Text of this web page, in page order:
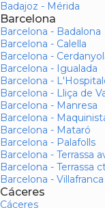
Badajoz - Mérida
Barcelona
Barcelona - Badalona
Barcelona - Calella
Barcelona -
Barcelona - Igualada
Barcelona -
Barcelona - Lliça de
Barcelona - Manresa
Barcelona -
Barcelona - Mataró
Barcelona - Palafolls
Barcelona - Terrassa
Barcelona - Terrassa
Barcelona -
Cáceres
Cáceres